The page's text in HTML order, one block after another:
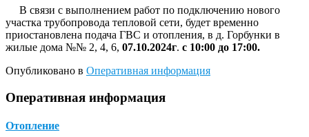
В связи с выполнением работ по подключению нового
участка трубопровода тепловой сети, будет временно
приостановлена подача ГВС и отопления, в д. Горбунки в
жилые дома №№ 2, 4, 6, 07.10.2024г. с 10:00 до 17:00.
Опубликовано в Оперативная информация
Оперативная информация
Отопление